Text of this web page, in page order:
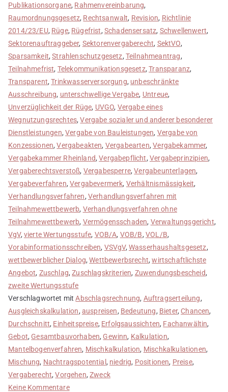
Publikationsorgane, Rahmenvereinbarung,
Raumordnungsgesetz, Rechtsanwalt, Revision, Richtlinie
2014/23/EU, Rüge, Rügefrist, Schadensersatz, Schwellenwert,
Sektorenauftraggeber, Sektorenvergaberecht, SektVO,
Sparsamkeit,Strahlenschutzgesetz, Teilnahmeantrag,
Teilnahmefrist, Telekommunikationsgesetz,Transparanz,
Transparent,Trinkwasserversorgung, unbeschränkte
Ausschreibung, unterschwellige Vergabe, Untreue,
Unverzüglichkeit der Rüge, UVGO, Vergabe eines
Wegnutzungsrechtes,Vergabe sozialer und anderer besonderer
Dienstleistungen,Vergabe von Bauleistungen, Vergabe von
Konzessionen,Vergabeakten, Vergabearten,Vergabekammer,
Vergabekammer Rheinland,Vergabepflicht, Vergabeprinzipien,
Vergaberechtsverstoß, Vergabesperre,Vergabeunterlagen,
Vergabeverfahren,Vergabevermerk, Verhältnismässigkeit,
Verhandlungsverfahren, Verhandlungsverfahren mit
Teilnahmewettbewerb, Verhandlungsverfahren ohne
Teilnahmewettbewerb, Vermögensschaden, Verwaltungsgericht,
VgV, vierte Wertungsstufe, VOB/A, VOB/B,VOL/B,
Vorabinformationsschreiben, VSVgV, Wasserhaushaltsgesetz,
wettbewerblicher Dialog,Wettbewerbsrecht,wirtschaftlichste
Angebot, Zuschlag,Zuschlagskriterien, Zuwendungsbescheid,
zweite Wertungsstufe
Verschlagwortet mitAbschlagsrechnung, Auftragserteilung,
Ausgleichskalkulation, auspreisen, Bedeutung, Bieter,Chancen,
Durchschnitt, Einheitspreise, Erfolgsaussichten, Fachanwältin,
Gebot, Gesamtbauvorhaben, Gewinn, Kalkulation,
Mantelbogenverfahren, Mischkalkulation, Mischkalkulationen,
Mischung, Nachtragspotential , niedrig, Positionen, Preise,
Vergaberecht,Vorgehen,Zweck
Keine Kommentarezu